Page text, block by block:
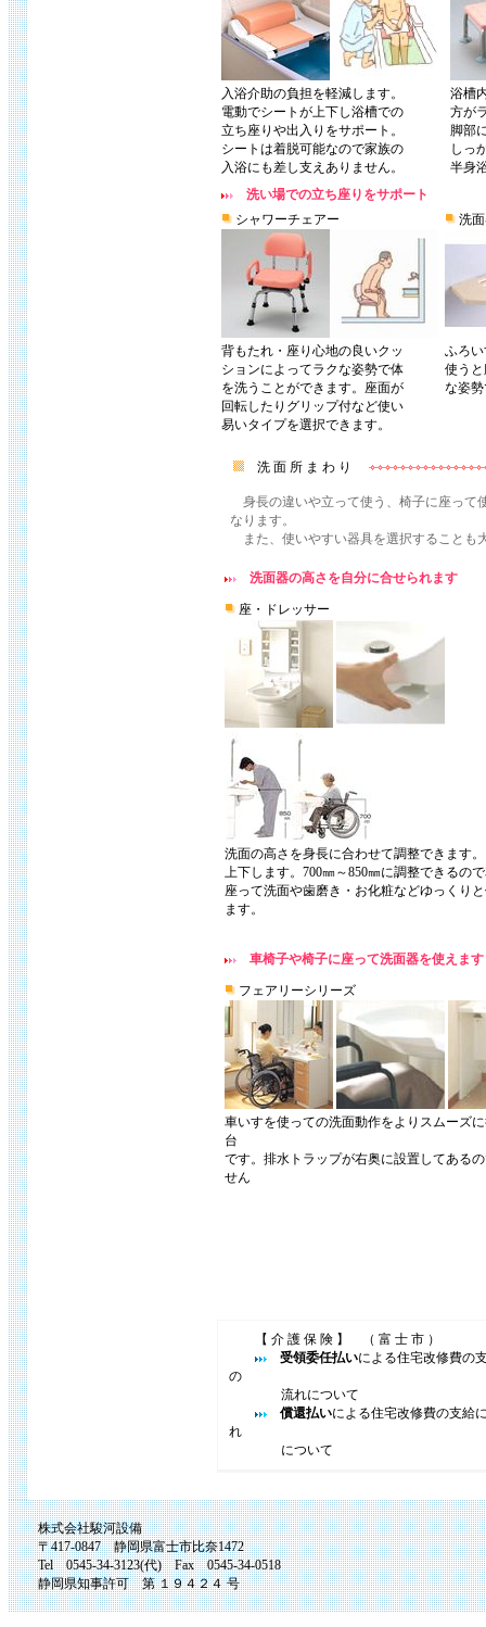
入浴介助の負担を軽減します。
電動でシートが上下し浴槽での
立ち座りや出入りをサポート。
シートは着脱可能なので家族の
入浴にも差し支えありません。
浴槽
方が
脚部
しっ
半身
洗い場での立ち座りをサポート
シャワーチェアー
背もたれ・座り心地の良いクッ
ションによってラクな姿勢で体
を洗うことができます。座面が
回転したりグリップ付など使い
易いタイプを選択できます。
洗
ふろ
使う
な姿
洗 面 所 ま わ り
身長の違いや立って使う、椅子に座って
なります。
また、使いやすい器具を選択することも
洗面器の高さを自分に合せられます
座・ドレッサー
洗面の高さを身長に合わせて調整できます
上下します。700㎜～850㎜に調整できるの
座って洗面や歯磨き・お化粧などゆっくり
ます。
車椅子や椅子に座って洗面器を使えます
フェアリーシリーズ
車いすを使っての洗面動作をよりスムーズ
台
です。排水トラップが右奥に設置してある
せん
【 介 護 保 険 】 （ 富 士 市 ）
受領委任払いによる住宅改修費の
の
流れについて
償還払いによる住宅改修費の支給
れ
について
株式会社駿河設備
〒417-0847 静岡県富士市比奈1472
Tel 0545-34-3123(代) Fax 0545-34-0518
静岡県知事許可 第 １９４２４ 号